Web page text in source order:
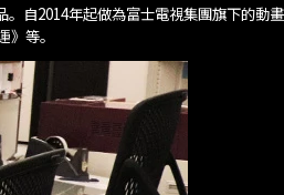
自2014年起做為富士電視集團旗下的動
等。